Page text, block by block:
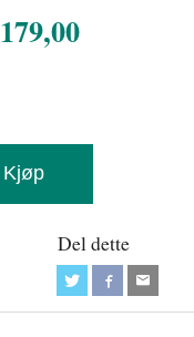
179,00
Kjøp
Del dette